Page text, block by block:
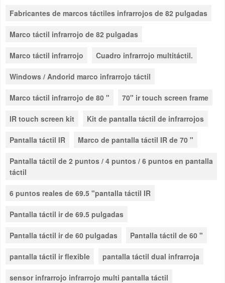
Fabricantes de marcos táctiles infrarrojos de 82 pulgadas
Marco táctil infrarrojo de 82 pulgadas
Marco táctil infrarrojo Cuadro infrarrojo multitáctil.
Windows / Andorid marco infrarrojo táctil
Marco táctil infrarrojo de 80 " 70" ir touch screen frame
IR touch screen kit Kit de pantalla táctil de infrarrojos
Pantalla táctil IR Marco de pantalla táctil IR de 70 "
Pantalla táctil de 2 puntos / 4 puntos / 6 puntos en pantalla
táctil
6 puntos reales de 69.5 "pantalla táctil IR
Pantalla táctil ir de 69.5 pulgadas
Pantalla táctil ir de 60 pulgadas Pantalla táctil de 60 "
pantalla táctil ir flexible pantalla táctil dual infrarroja
sensor infrarrojo infrarrojo multi pantalla táctil